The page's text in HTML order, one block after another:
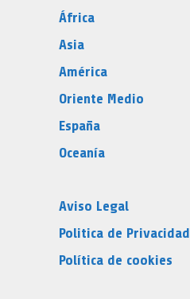
África
Asia
América
Oriente Medio
España
Oceanía
Aviso Legal
Politica de Privacidad
Política de cookies